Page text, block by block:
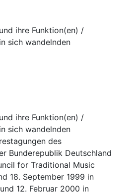
ihre Funktion(en) /
sich wandelnden
ihre Funktion(en) /
sich wandelnden
des
Bunderepublik Deutschland
for Traditional Music
18. September 1999 in
12. Februar 2000 in